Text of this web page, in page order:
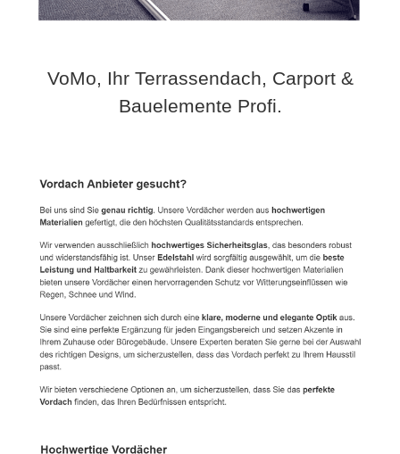
VoMo, Ihr Terrassendach, Carport &
Bauelemente Profi.